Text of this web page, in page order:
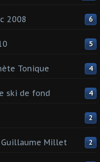
2008 6
5
Tonique 4
ski de fond 4
2
Millet 2